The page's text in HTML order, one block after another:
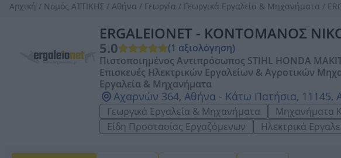
Αρχική / Νομός ΑΤΤΙΚΗΣ / Αθήνα / Γεωργία / Γεωργικά Εργαλεία & Μηχανήματα /
ERGALEIONET - ΚΟΝΤΟΜΑΝΟΣ
5.0
(1 αξιολόγηση)
Πιστοποιημένος Αντιπρόσωπος STIHL HONDA
Επισκευές Ηλεκτρικών Εργαλείων & Αγροτικών
Εργαλεία & Μηχανήματα
Αχαρνών 364, Αθήνα - Κάτω Πατήσια, 11145,
Γεωργικά Εργαλεία & Μηχανήματα
Μηχανήματα
Είδη Προστασίας Εργαζόμενων
Ηλεκτρικά